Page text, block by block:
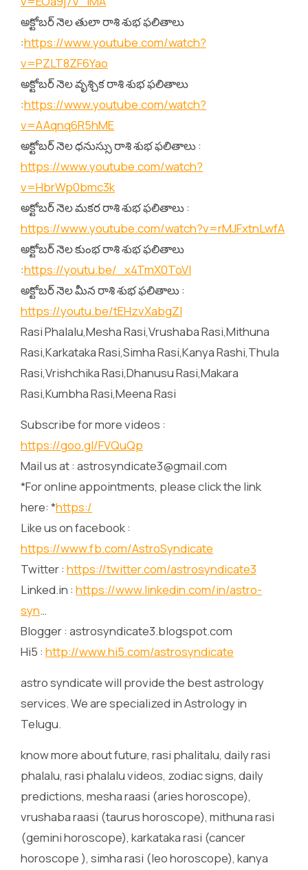
అక్టోబర్ నెల తులా రాశి శుభ ఫలితాలు
:https://www.youtube.com/watch?
v=PZLT8ZF6Yao
అక్టోబర్ నెల వృశ్చిక రాశి శుభ ఫలితాలు
:https://www.youtube.com/watch?
v=AAqnq6R5hME
అక్టోబర్ నెల ధనుస్సు రాశి శుభ ఫలితాలు :
https://www.youtube.com/watch?
v=HbrWp0bmc3k
అక్టోబర్ నెల మకర రాశి శుభ ఫలితాలు :
https://www.youtube.com/watch?v=rMJFxtnLwfA
అక్టోబర్ నెల కుంభ రాశి శుభ ఫలితాలు
:https://youtu.be/_x4TmX0ToVI
అక్టోబర్ నెల మీన రాశి శుభ ఫలితాలు :
https://youtu.be/tEHzvXabgZI
Rasi Phalalu,Mesha Rasi,Vrushaba Rasi,Mithuna
Rasi,Karkataka Rasi,Simha Rasi,Kanya Rashi,Thula
Rasi,Vrishchika Rasi,Dhanusu Rasi,Makara
Rasi,Kumbha Rasi,Meena Rasi
Subscribe for more videos :
https://goo.gl/FVQuQp
Mail us at : astrosyndicate3@gmail.com
*For online appointments, please click the link
here: *https:/
Like us on facebook :
https://www.fb.com/AstroSyndicate
Twitter : https://twitter.com/astrosyndicate3
Linked.in : https://www.linkedin.com/in/astro-
syn…
Blogger : astrosyndicate3.blogspot.com
Hi5 : http://www.hi5.com/astrosyndicate
astro syndicate will provide the best astrology
services. We are specialized in Astrology in
Telugu.
know more about future, rasi phalitalu, daily rasi
phalalu, rasi phalalu videos, zodiac signs, daily
predictions, mesha raasi (aries horoscope),
vrushaba raasi (taurus horoscope), mithuna rasi
(gemini horoscope), karkataka rasi (cancer
horoscope ), simha rasi (leo horoscope), kanya